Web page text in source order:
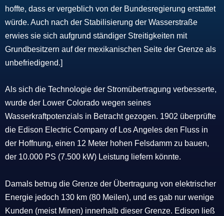
hoffte, dass er vergeblich von der Bundesregierung erstattet
würde. Auch nach der Stabilisierung der Wasserstraße
erwies sie sich aufgrund ständiger Streitigkeiten mit
Grundbesitzern auf der mexikanischen Seite der Grenze als
unbefriedigend.]
Als sich die Technologie der Stromübertragung verbesserte,
wurde der Lower Colorado wegen seines
Wasserkraftpotenzials in Betracht gezogen. 1902 überprüfte
die Edison Electric Company of Los Angeles den Fluss in
der Hoffnung, einen 12 Meter hohen Felsdamm zu bauen,
der 10.000 PS (7.500 kW) Leistung liefern könnte.
Damals betrug die Grenze der Übertragung von elektrischer
Energie jedoch 130 km (80 Meilen), und es gab nur wenige
Kunden (meist Minen) innerhalb dieser Grenze. Edison ließ